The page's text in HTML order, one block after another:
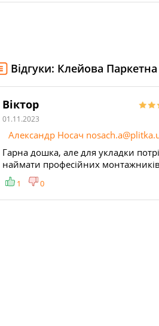
600-2200х140/180х13;
Відгуки: Клейова
Віктор
01.11.2023
Александр Носач
Гарна дошка, але для укладки
наймати професійних монтажників
1 0